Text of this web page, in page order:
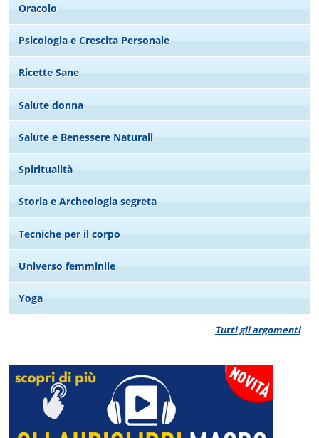
Oracolo
Psicologia e Crescita Personale
Ricette Sane
Salute donna
Salute e Benessere Naturali
Spiritualità
Storia e Archeologia segreta
Tecniche per il corpo
Universo femminile
Yoga
Tutti gli argomenti